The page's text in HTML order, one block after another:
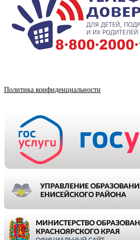
Политика конфиденциальности